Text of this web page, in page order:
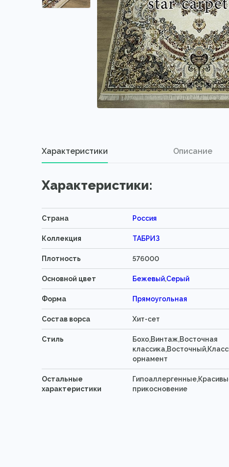
Характеристики Описание
Характеристики:
Страна Россия
Коллекция ТАБРИЗ
Плотность 576000
Основной цвет Бежевый,Серый
Форма Прямоугольная
Состав ворса Хит-сет
Стиль
Бохо,Винтаж,Восточная
орнамент
Остальные
характеристики
прикосновение